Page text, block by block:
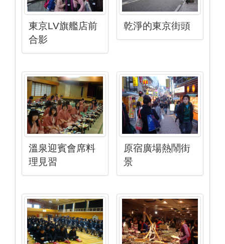
東京LV旗艦店前
合影
乾淨的東京街頭
溫泉迎賓會席料
理見習
原宿廣場熱鬧街
景